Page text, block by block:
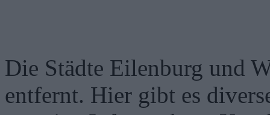
Die Städte Eilenburg und
entfernt. Hier gibt es